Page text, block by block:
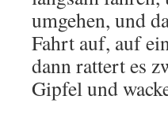
umgehen, und
Fahrt auf, auf
dann rattert es
Gipfel und